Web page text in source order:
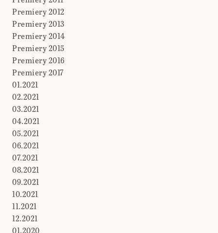
Premiery 2012
Premiery 2013
Premiery 2014
Premiery 2015
Premiery 2016
Premiery 2017
01.2021
02.2021
03.2021
04.2021
05.2021
06.2021
07.2021
08.2021
09.2021
10.2021
11.2021
12.2021
01.2020